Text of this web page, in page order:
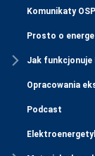
Komunikaty OSP
Prosto o
Jak funkcjonuje
Opracowania
Podcast